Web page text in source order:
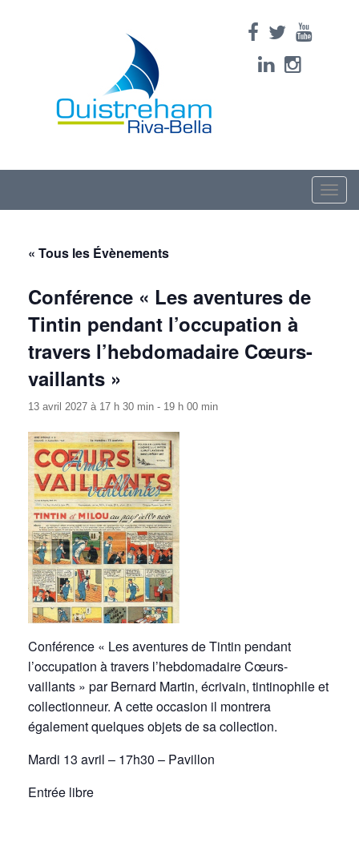
Toggle
« Tous les Évènements
Conférence « Les aventures de
Tintin pendant l’occupation à
travers l’hebdomadaire Cœurs-
vaillants »
13 avril 2027 à 17 h 30 min - 19 h 00 min
Conférence « Les aventures de Tintin pendant
l’occupation à travers l’hebdomadaire Cœurs-
vaillants » par Bernard Martin, écrivain, tintinophile et
collectionneur. A cette occasion il montrera
également quelques objets de sa collection.
Mardi 13 avril – 17h30 – Pavillon
Entrée libre